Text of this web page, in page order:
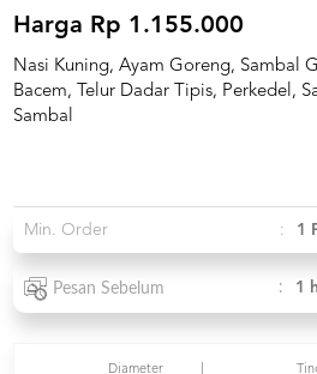
LOGIN
DAFTAR
Harga Rp 1.155.000
Nasi Kuning, Ayam Goreng, Sambal
Bacem, Telur Dadar Tipis, Perkedel,
Sambal
Min. Order : 1
Pesan Sebelum : 1
Diameter